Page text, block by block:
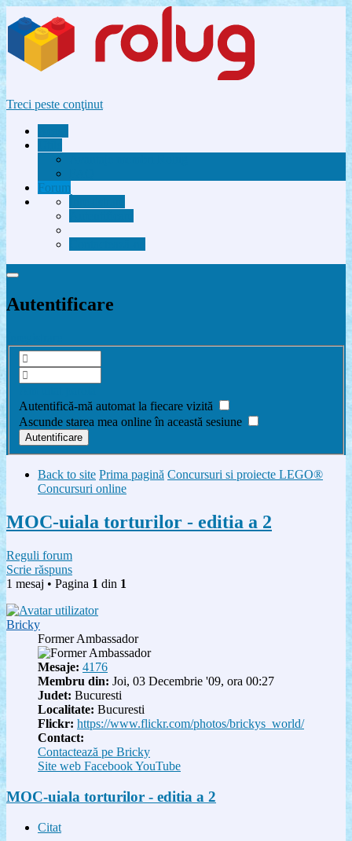
Treci peste conţinut
Forum
Autentificare
Autentifică-mă automat la fiecare vizită
Ascunde starea mea online în această sesiune
Back to site Prima pagină Concursuri si proiecte LEGO®
Concursuri online
MOC-uiala torturilor - editia a 2
Reguli forum
Scrie răspuns
1 mesaj • Pagina 1 din 1
Bricky
Former Ambassador
Mesaje: 4176
Membru din: Joi, 03 Decembrie '09, ora 00:27
Judet: Bucuresti
Localitate: Bucuresti
Flickr: https://www.flickr.com/photos/brickys_world/
Contact:
Contactează pe Bricky
Site web FacebookYouTube
MOC-uiala torturilor - editia a 2
Citat